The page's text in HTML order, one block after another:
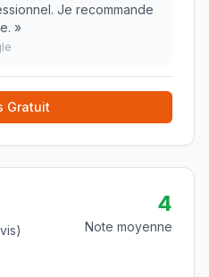
Je recommande
»
Gratuit
4
Note moyenne